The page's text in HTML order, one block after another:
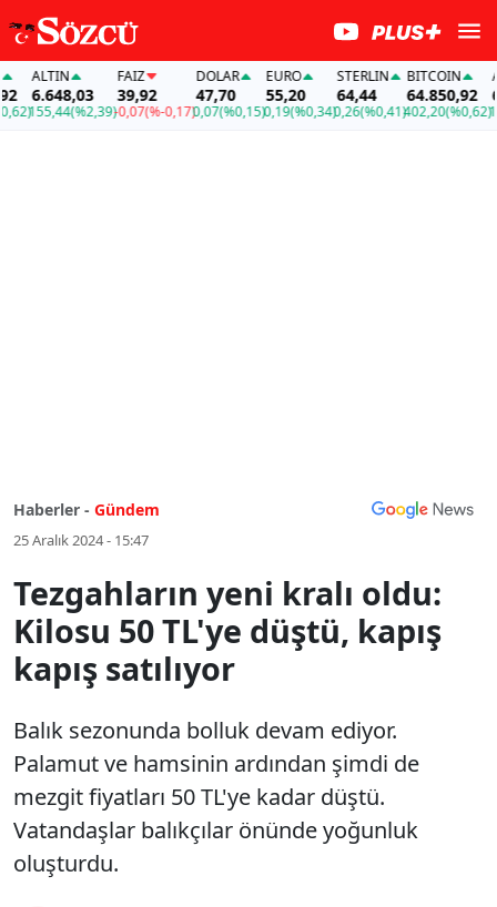
ALTIN
6.648,03
155,44(%2,39)
FAİZ
39,92
-0,07(%-0,17)
DOLAR
47,70
0,07(%0,15)
EURO
55,20
0,19(%0,34)
STERLIN
64,44
0,26(%0,41)
BITCOIN
64.850,92
402,20(%0,62)
Haberler - Gündem
25 Aralık 2024 - 15:47
Tezgahların yeni kralı oldu:
Kilosu 50 TL'ye düştü, kapış
kapış satılıyor
Balık sezonunda bolluk devam ediyor.
Palamut ve hamsinin ardından şimdi de
mezgit fiyatları 50 TL'ye kadar düştü.
Vatandaşlar balıkçılar önünde yoğunluk
oluşturdu.